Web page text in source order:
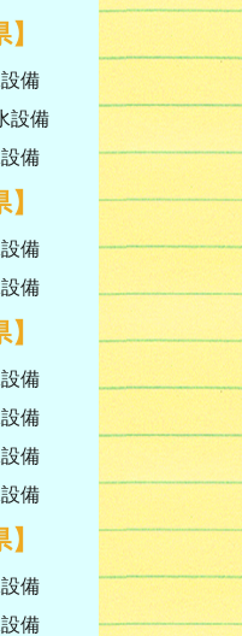
備
設備
備
備
備
備
備
備
備
備
備